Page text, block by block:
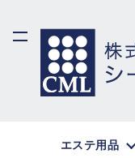
エステ用品